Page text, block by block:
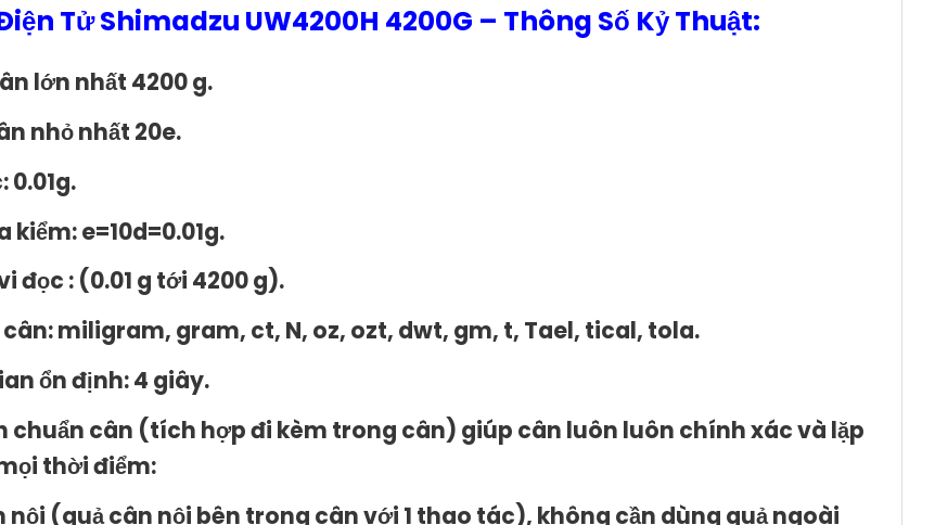
Tử Shimadzu UW4200H 4200G – Thông Số Kỷ Thuật:
lớn nhất 4200 g.
nhỏ nhất 20e.
0.01g.
kiểm: e=10d=0.01g.
đọc : (0.01 g tới 4200 g).
miligram, gram, ct, N, oz, ozt, dwt, gm, t, Tael, tical, tola.
ổn định: 4 giây.
chuẩn cân (tích hợp đi kèm trong cân) giúp cân luôn luôn chính xác và lặp
thời điểm:
nội (quả cân nội bên trong cân với 1 thao tác), không cần dùng quả ngoài